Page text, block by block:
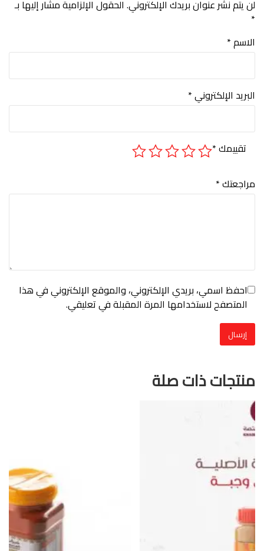
لن يتم نشر عنوان بريدك الإلكتروني. الحقول الإلزامية مشار إليها بـ
*
الاسم*
البريد الإلكتروني*
تقييمك*
مراجعتك*
احفظ اسمي، بريدي الإلكتروني، والموقع الإلكتروني في هذا
المتصفح لاستخدامها المرة المقبلة في تعليقي.
منتجات ذات صلة